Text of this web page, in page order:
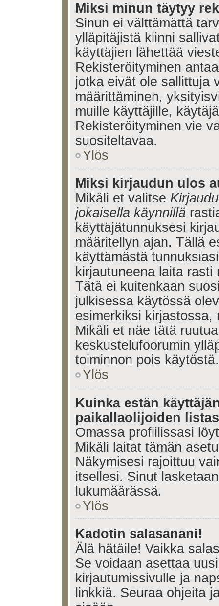
Miksi minun täytyy
Sinun ei välttämättä
ylläpitäjistä kiinni
käyttäjien lähettää
Rekisteröityminen
jotka eivät ole sallittuja
määrittäminen,
muille käyttäjille,
Rekisteröityminen vie
suositeltavaa.
Ylös
Miksi kirjaudun ulos
Mikäli et valitse
jokaisella käynnillä
käyttäjätunnuksesi
määritellyn ajan. Tällä
käyttämästä
kirjautuneena laita
Tätä ei kuitenkaan
julkisessa käytössä
esimerkiksi
Mikäli et näe tätä
keskustelufoorumin
toiminnon pois käytöstä.
Ylös
Kuinka estän
paikallaolijoiden
Omassa profiilissasi
Mikäli laitat tämän
Näkymisesi rajoittuu
itsellesi. Sinut
lukumäärässä.
Ylös
Kadotin salasanani!
Älä hätäile! Vaikka
Se voidaan asettaa
kirjautumissivulle ja
linkkiä. Seuraa ohjeita